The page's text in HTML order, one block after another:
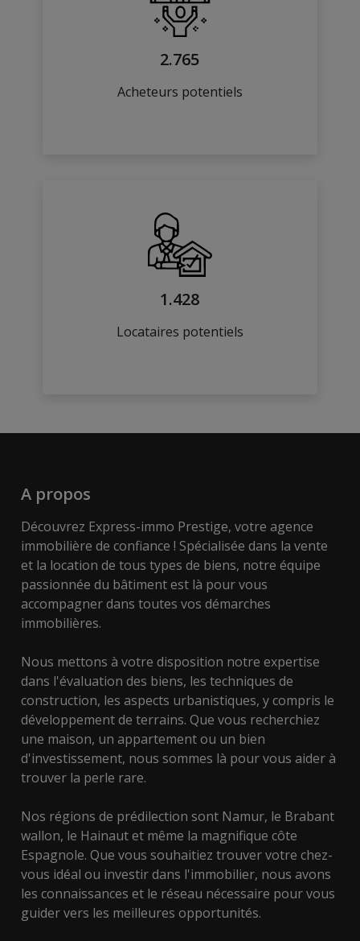
2.765
Acheteurs potentiels
1.428
Locataires potentiels
A propos
Découvrez Express-immo Prestige, votre agence
immobilière de confiance ! Spécialisée dans la vente
et la location de tous types de biens, notre équipe
passionnée du bâtiment est là pour vous
accompagner dans toutes vos démarches
immobilières.
Nous mettons à votre disposition notre expertise
dans l'évaluation des biens, les techniques de
construction, les aspects urbanistiques, y compris le
développement de terrains. Que vous recherchiez
une maison, un appartement ou un bien
d'investissement, nous sommes là pour vous aider à
trouver la perle rare.
Nos régions de prédilection sont Namur, le Brabant
wallon, le Hainaut et même la magnifique côte
Espagnole. Que vous souhaitiez trouver votre chez-
vous idéal ou investir dans l'immobilier, nous avons
les connaissances et le réseau nécessaire pour vous
guider vers les meilleures opportunités.